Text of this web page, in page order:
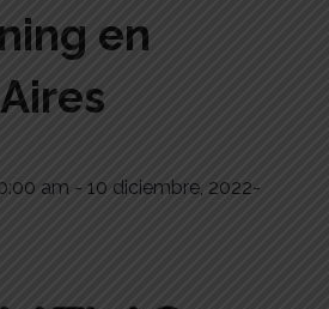
en
am -10 diciembre, 2022-